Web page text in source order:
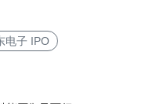
电子 IPO